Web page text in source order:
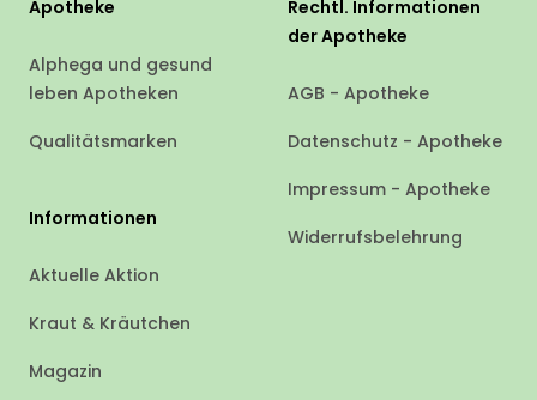
Apotheke
Alphega und gesund
leben Apotheken
Qualitätsmarken
Informationen
Aktuelle Aktion
Kraut & Kräutchen
Magazin
Rechtl. Informationen
der Apotheke
AGB - Apotheke
Datenschutz - Apotheke
Impressum - Apotheke
Widerrufsbelehrung